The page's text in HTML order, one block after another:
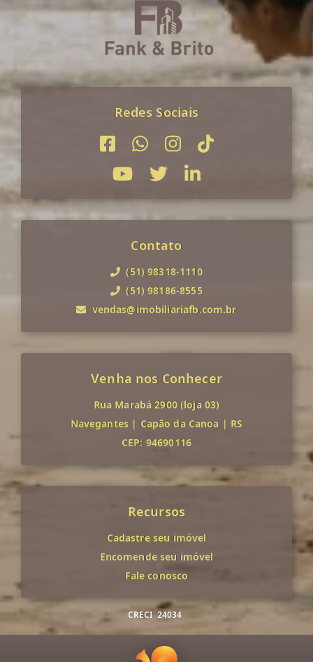
Redes Sociais
Contato
(51) 98318-1110
(51) 98186-8555
vendas@imobiliariafb.com.br
Venha nos Conhecer
Rua Marabá 2900 (loja 03)
Navegantes | Capão da Canoa | RS
CEP: 94690116
Recursos
Cadastre seu imóvel
Encomende seu imóvel
Fale conosco
CRECI 24034